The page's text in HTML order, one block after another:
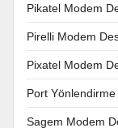
Pikatel Modem
Pirelli Modem
Pixatel Modem
Port Yönlendirme
Sagem Modem